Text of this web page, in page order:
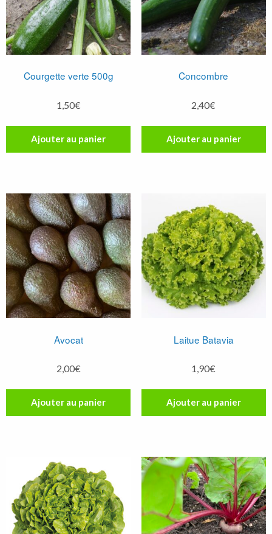
Courgette verte 500g
1,50€
Ajouter au panier
Concombre
2,40€
Ajouter au panier
Avocat
2,00€
Ajouter au panier
Laitue Batavia
1,90€
Ajouter au panier